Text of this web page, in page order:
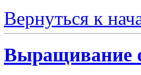
Вернуться к
Выращивание